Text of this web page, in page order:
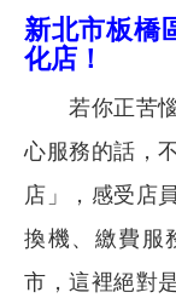
新北市板橋
化店！
若你正苦惱
心服務的話，
店」，感受店
換機、繳費服
市，這裡絕對